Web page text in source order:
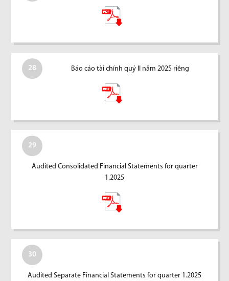
28 Báo cáo tài chính quý II năm 2025 riêng
29
Audited Consolidated Financial Statements for quarter
1.2025
30
Audited Separate Financial Statements for quarter 1.2025